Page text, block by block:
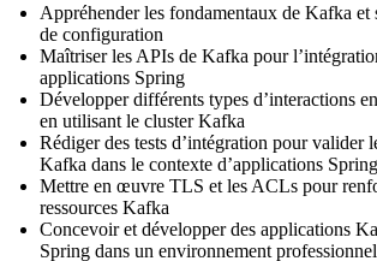
Appréhender les fondamentaux de Kafka et
de configuration
Maîtriser les APIs de Kafka pour
applications Spring
Développer différents types d’interactions
en utilisant le cluster Kafka
Rédiger des tests d’intégration pour valider
Kafka dans le contexte d’applications Spring
Mettre en œuvre TLS et les ACLs pour
ressources Kafka
Concevoir et développer des applications
Spring dans un environnement